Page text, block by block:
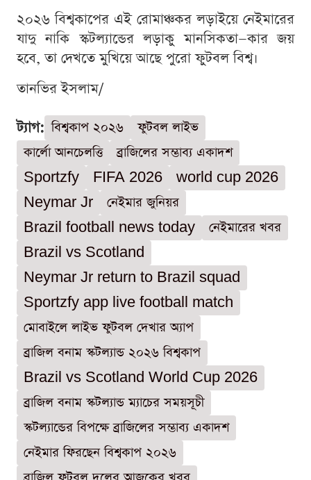
২০২৬ বিশ্বকাপের এই রোমাঞ্চকর লড়াইয়ে নেইমারের
যাদু নাকি স্কটল্যান্ডের লড়াকু মানসিকতা—কার জয়
হবে, তা দেখতে মুখিয়ে আছে পুরো ফুটবল বিশ্ব।
তানভির ইসলাম/
ট্যাগ: বিশ্বকাপ ২০২৬
ফুটবল লাইভ
কার্লো আনচেলত্তি
ব্রাজিলের সম্ভাব্য একাদশ
Sportzfy
FIFA 2026
world cup 2026
Neymar Jr
নেইমার জুনিয়র
Brazil football news today
নেইমারের খবর
Brazil vs Scotland
Neymar Jr return to Brazil squad
Sportzfy app live football match
মোবাইলে লাইভ ফুটবল দেখার অ্যাপ
ব্রাজিল বনাম স্কটল্যান্ড ২০২৬ বিশ্বকাপ
Brazil vs Scotland World Cup 2026
ব্রাজিল বনাম স্কটল্যান্ড ম্যাচের সময়সূচী
স্কটল্যান্ডের বিপক্ষে ব্রাজিলের সম্ভাব্য একাদশ
নেইমার ফিরছেন বিশ্বকাপ ২০২৬